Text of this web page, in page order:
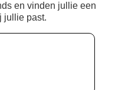
en vinden jullie een
jullie past.